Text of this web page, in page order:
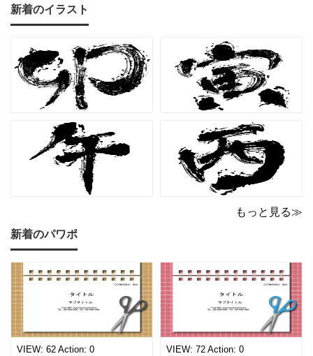
ーの猫デザイン請求書雛
形です。波打ちフレーム
シルエットや小さな肉球
モチーフが、ビジネス文
書にさりげない
出したいときにも活躍し
ます。 猫カフェやトリミ
ングサロン
新着のイラスト
もっと見る≫
新着のパワポ
VIEW: 62 Action: 0 VIEW: 72 Action: 0